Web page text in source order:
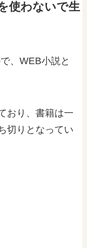
使わないで生
、WEB小説と
おり、書籍は一
切りとなってい